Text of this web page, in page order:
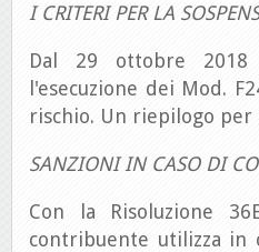
I CRITERI PER LA
Dal 29 ottobre 2018
l'esecuzione dei Mod.
rischio. Un riepilogo
SANZIONI IN CASO DI
Con la Risoluzione
contribuente utilizza in